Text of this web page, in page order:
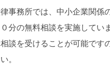
事務所では、中小企業関係
分の無料相談を実施してい
談を受けることが可能です
。